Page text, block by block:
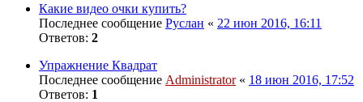
Какие видео очки купить?
Последнее сообщение Руслан « 22 июн 2016, 16:11
Ответов: 2
Упражнение Квадрат
Последнее сообщение Administrator« 18 июн 2016, 17:52
Ответов: 1